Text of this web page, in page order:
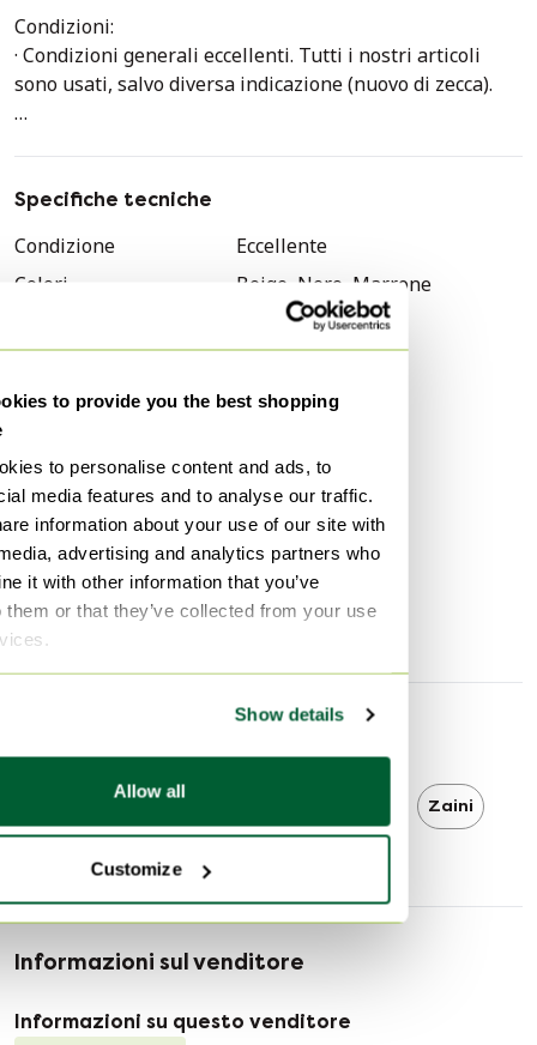
to provide you the best shopping
to personalise content and ads, to
media features and to analyse our traffic.
information about your use of our site with
advertising and analytics partners who
it with other information that you’ve
them or that they’ve collected from your use
Show details
Allow all
Customize
Condizioni:
· Condizioni generali eccellenti. Tutti i nostri articoli
sono usati, salvo diversa indicazione (nuovo di zecca).
attentamente le foto dettagliate o di richiedere ulteriori
Dimensioni:
· 2 tracolle · Sacchetto antipolvere · Certificato Entrupy
contattarci per questo servizio aggiuntivo)
Specifiche tecniche
Condizione
Eccellente
Colori
Beige, Nero, Marrone
Marchio
Louis Vuitton
Modello
Palm Spring Mini
Colore hardware
Senza ferramenta
Altezza
22 cm
Larghezza
14 cm
Zaini
Informazioni sul venditore
Informazioni su questo venditore